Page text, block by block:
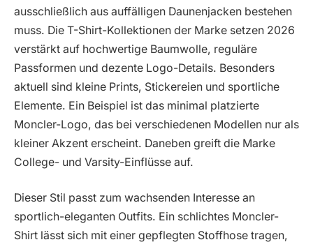
ausschließlich aus auffälligen Daunenjacken bestehen
muss. Die T-Shirt-Kollektionen der Marke setzen 2026
verstärkt auf hochwertige Baumwolle, reguläre
Passformen und dezente Logo-Details. Besonders
aktuell sind kleine Prints, Stickereien und sportliche
Elemente. Ein Beispiel ist das minimal platzierte
Moncler-Logo, das bei verschiedenen Modellen nur als
kleiner Akzent erscheint. Daneben greift die Marke
College- und Varsity-Einflüsse auf.
Dieser Stil passt zum wachsenden Interesse an
sportlich-eleganten Outfits. Ein schlichtes Moncler-
Shirt lässt sich mit einer gepflegten Stoffhose tragen,